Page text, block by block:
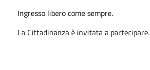
Ingresso libero come sempre.
La Cittadinanza è invitata a partecipare.